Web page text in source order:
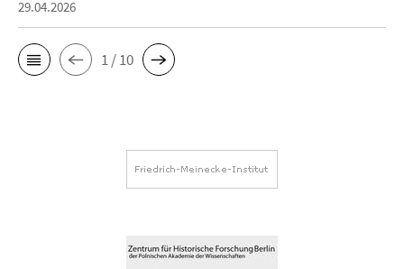
29.04.2026
1 / 10